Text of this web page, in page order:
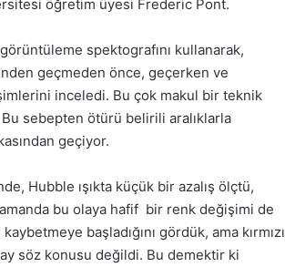
öğretim üyesi Frederic Pont.
spektografını kullanarak,
geçmeden önce, geçerken ve
inceledi. Bu çok makul bir teknik
sebepten ötürü belirili aralıklarla
geçiyor.
Hubble ışıkta küçük bir azalış ölçtü,
bu olaya hafif bir renk değişimi de
başladığını gördük, ama kırmızı
söz konusu değildi. Bu demektir ki